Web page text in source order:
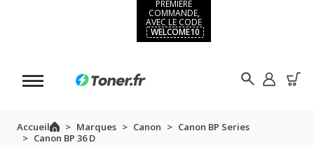
PREMIÈRE
COMMANDE,
AVEC LE CODE
WELCOME10
Accueil Marques Canon
Canon BP Series
Canon BP 36 D